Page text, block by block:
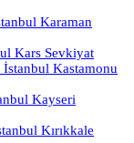
Karaman
Kars Sevkiyat
İstanbul Kastamonu
Kayseri
Kırıkkale